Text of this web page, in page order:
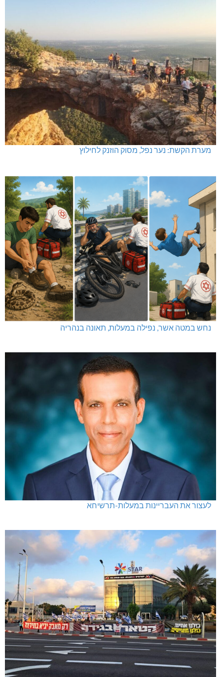
מערת הקשת: נער נפל, מסוק הוזנק לחילוץ
נחש במטה אשר, נפילה במעלות, תאונה בנהריה
לעצור את העבריינות במעלות-תרשיחא